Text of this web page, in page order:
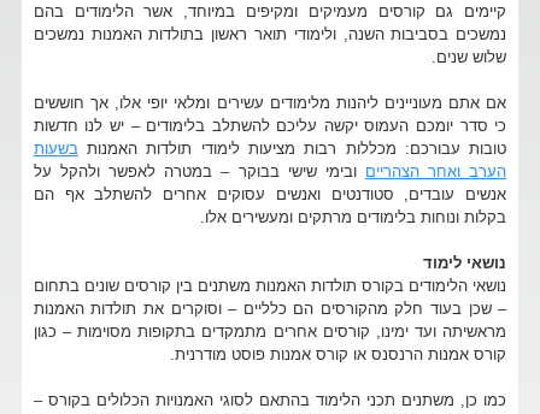
קיימים גם קורסים מעמיקים ומקיפים במיוחד, אשר הלימודים בהם
נמשכים בסביבות השנה, ולימודי תואר ראשון בתולדות האמנות נמשכים
שלוש שנים.
אם אתם מעוניינים ליהנות מלימודים עשירים ומלאי יופי אלו, אך חוששים
כי סדר יומכם העמוס יקשה עליכם להשתלב בלימודים – יש לנו חדשות
טובות עבורכם: מכללות רבות מציעות לימודי תולדות האמנות בשעות
הערב ואחר הצהריים ובימי שישי בבוקר – במטרה לאפשר ולהקל על
אנשים עובדים, סטודנטים ואנשים עסוקים אחרים להשתלב אף הם
בקלות ונוחות בלימודים מרתקים ומעשירים אלו.
נושאי לימוד
נושאי הלימודים בקורס תולדות האמנות משתנים בין קורסים שונים בתחום
– שכן בעוד חלק מהקורסים הם כלליים – וסוקרים את תולדות האמנות
מראשיתה ועד ימינו, קורסים אחרים מתמקדים בתקופות מסוימות – כגון
קורס אמנות הרנסנס או קורס אמנות פוסט מודרנית.
כמו כן, משתנים תכני הלימוד בהתאם לסוגי האמנויות הכלולים בקורס –